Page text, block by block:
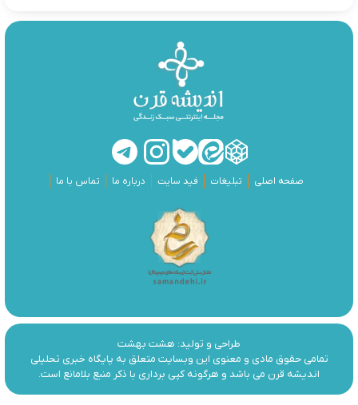
صفحه اصلی تبلیغات فید سایت درباره ما تماس با ما
تمامی حقوق مادی و معنوی این وبسایت متعلق به پایگاه خبری تحلیلی
اندیشه قرن می باشد و هرگونه کپی برداری با ذکر منبع بلامانع است.
طراحی و تولید: هشت بهشت